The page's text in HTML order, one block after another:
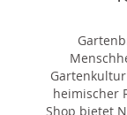
heimischer
Shop bietet